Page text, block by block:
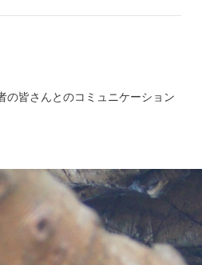
の皆さんとのコミュニケーション